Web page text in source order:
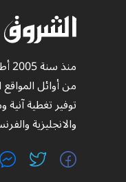
من أوائل
توفير تغطية
والانجليزية